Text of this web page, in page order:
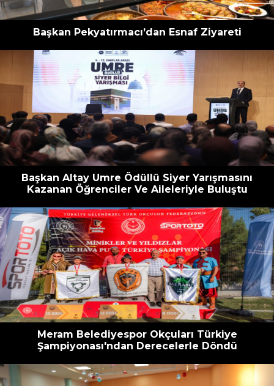
Başkan Pekyatırmacı’dan Esnaf Ziyareti
Başkan Altay Umre Ödüllü Siyer Yarışmasını
Kazanan Öğrenciler Ve Aileleriyle Buluştu
Meram Belediyespor Okçuları Türkiye
Şampiyonası'ndan Derecelerle Döndü